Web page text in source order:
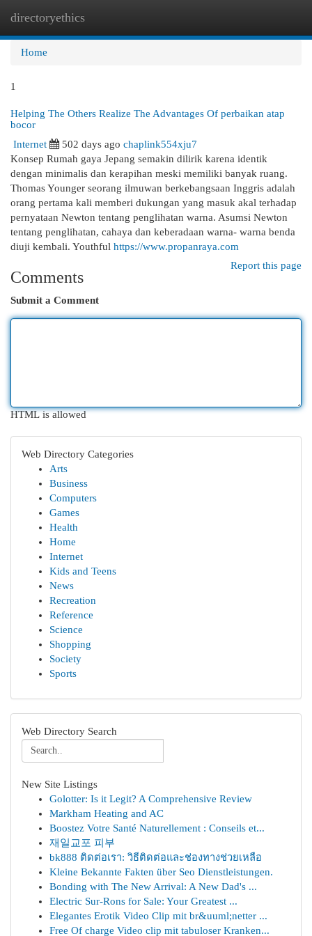
directoryethics
Home
1
Helping The Others Realize The Advantages Of perbaikan atap
bocor
Internet
502 days ago chaplink554xju7
Konsep Rumah gaya Jepang semakin dilirik karena identik
dengan minimalis dan kerapihan meski memiliki banyak ruang.
Thomas Younger seorang ilmuwan berkebangsaan Inggris adalah
orang pertama kali memberi dukungan yang masuk akal terhadap
pernyataan Newton tentang penglihatan warna. Asumsi Newton
tentang penglihatan, cahaya dan keberadaan warna- warna benda
diuji kembali. Youthful https://www.propanraya.com
Report this page
Comments
Submit a Comment
HTML is allowed
Web Directory Categories
Arts
Business
Computers
Games
Health
Home
Internet
Kids and Teens
News
Recreation
Reference
Science
Shopping
Society
Sports
Web Directory Search
New Site Listings
Golotter: Is it Legit? A Comprehensive Review
Markham Heating and AC
Boostez Votre Santé Naturellement : Conseils et...
재일교포 피부
bk888 ติดต่อเรา: วิธีติดต่อและช่องทางช่วยเหลือ
Kleine Bekannte Fakten über Seo Dienstleistungen.
Bonding with The New Arrival: A New Dad's ...
Electric Sur-Rons for Sale: Your Greatest ...
Elegantes Erotik Video Clip mit br&uuml;netter ...
Free Of charge Video clip mit tabuloser Kranken...